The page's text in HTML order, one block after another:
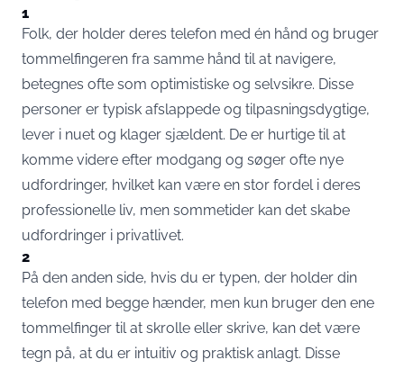
1
Folk, der holder deres telefon med én hånd og bruger
tommelfingeren fra samme hånd til at navigere,
betegnes ofte som optimistiske og selvsikre. Disse
personer er typisk afslappede og tilpasningsdygtige,
lever i nuet og klager sjældent. De er hurtige til at
komme videre efter modgang og søger ofte nye
udfordringer, hvilket kan være en stor fordel i deres
professionelle liv, men sommetider kan det skabe
udfordringer i privatlivet.
2
På den anden side, hvis du er typen, der holder din
telefon med begge hænder, men kun bruger den ene
tommelfinger til at skrolle eller skrive, kan det være
tegn på, at du er intuitiv og praktisk anlagt. Disse